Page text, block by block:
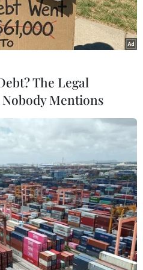
kết" giữa Manchester
Trafforddiễn ra - trận
này, Sir Alex đã có
ngợi Howard Webb -
chính là trọng tài xuất
trước trận đấu đó, vị
"Howard
giỏi nhất nước Anh.
ngờ gì cả. Trận đấu
xuất sắc điều khiển và
sẽ may mắn."
The Legal
Mentions